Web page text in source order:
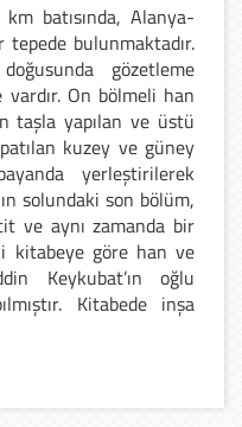
batısında, Alanya-
bulunmaktadır.
gözetleme
On bölmeli han
taşla yapılan ve üstü
kuzey ve güney
yerleştirilerek
solundaki son bölüm,
ve aynı zamanda bir
kitabeye göre han ve
Keykubat’ın oğlu
Kitabede inşa